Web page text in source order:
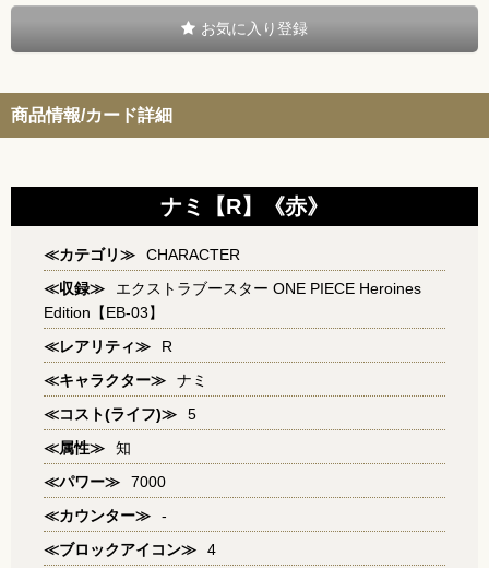
お気に入り登録
商品情報/カード詳細
ナミ【R】《赤》
≪カテゴリ≫
CHARACTER
≪収録≫
エクストラブースター ONE PIECE Heroines
Edition【EB-03】
≪レアリティ≫
R
≪キャラクター≫
ナミ
≪コスト(ライフ)≫
5
≪属性≫
知
≪パワー≫
7000
≪カウンター≫
-
≪ブロックアイコン≫
4